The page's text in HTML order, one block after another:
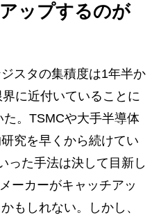
ップするのが
スタの集積度は1年半か
に近付いていることに
。TSMCや大手半導体
究を早くから続けてい
った手法は決して目新し
ーカーがキャッチアッ
もしれない。しかし、